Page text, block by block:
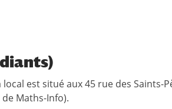
est situé aux 45 rue des Saints-
Maths-Info).